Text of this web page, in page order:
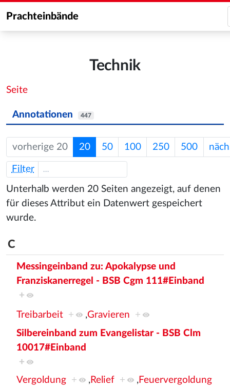
Prachteinbände
Technik
Seite
Annotationen 447
vorherige 20 20 50 100 250 500
Filter
Unterhalb werden 20 Seiten angezeigt, auf denen
für dieses Attribut ein Datenwert gespeichert
wurde.
C
Messingeinband zu: Apokalypse und
Franziskanerregel - BSB Cgm 111#Einband
+
Treibarbeit + ,Gravieren
+
Silbereinband zum Evangelistar - BSB Clm
10017#Einband
+
Vergoldung + ,Relief + ,Feuervergoldung